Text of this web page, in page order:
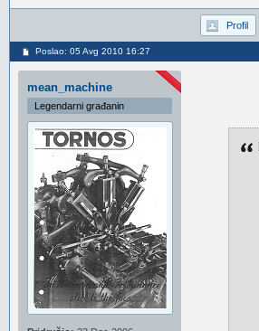
Profil
Poslao: 05 Avg 2010 16:27
mean_machine
Legendarni građanin